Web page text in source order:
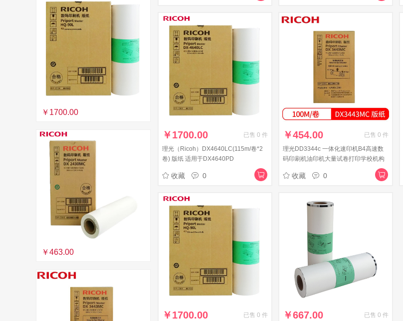
￥1700.00
￥463.00
￥1700.00 已售 0 件
理光（Ricoh）DX4640LC(115m/卷*2
卷) 版纸 适用于DX4640PD
收藏 0
￥454.00 已售 0 件
理光DD3344c 一体化速印机B4高速数
码印刷机油印机大量试卷打印学校机构
办公商用 版纸DX3443MC(100m/卷）1
卷 收藏 0
￥1700.00 已售 0 件
￥667.00 已售 0 件